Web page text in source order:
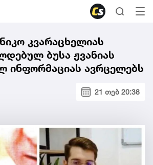
კვარაცხელიას
ბუსა ჟვანიას
ინფორმაციას ავრცელებს
21 თებ 20:38